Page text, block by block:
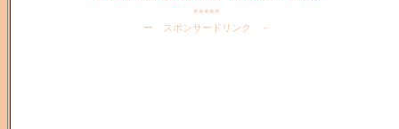
*****
ー スポンサードリンク －